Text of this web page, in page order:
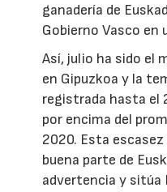
ganadería de
Gobierno Vasco en
Así, julio ha sido el
en Gipuzkoa y la
registrada hasta el
por encima del
2020. Esta
buena parte de
advertencia y sitúa